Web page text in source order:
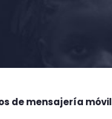
de mensajería móvil